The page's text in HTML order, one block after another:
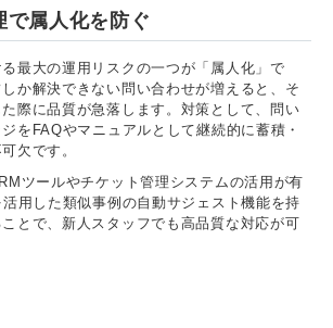
で属人化を防ぐ
最大の運用リスクの一つが「属人化」で
か解決できない問い合わせが増えると、そ
際に品質が急落します。対策として、問い
をFAQやマニュアルとして継続的に蓄積・
欠です。
ツールやチケット管理システムの活用が有
用した類似事例の自動サジェスト機能を持
とで、新人スタッフでも高品質な対応が可